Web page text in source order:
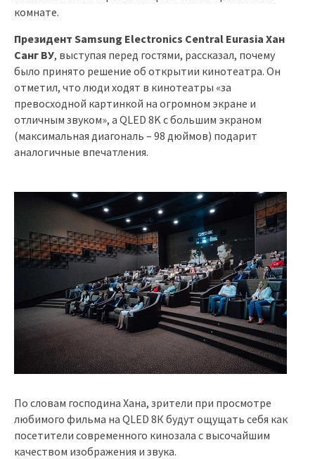
комнате.
Президент Samsung Electronics Central Eurasia Хан
Санг ВУ, выступая перед гостями, рассказал, почему
было принято решение об открытии кинотеатра. Он
отметил, что люди ходят в кинотеатры «за
превосходной картинкой на огромном экране и
отличным звуком», а QLED 8K с большим экраном
(максимальная диагональ – 98 дюймов) подарит
аналогичные впечатления.
По словам господина Хана, зрители при просмотре
любимого фильма на QLED 8К будут ощущать себя как
посетители современного кинозала с высочайшим
качеством изображения и звука.